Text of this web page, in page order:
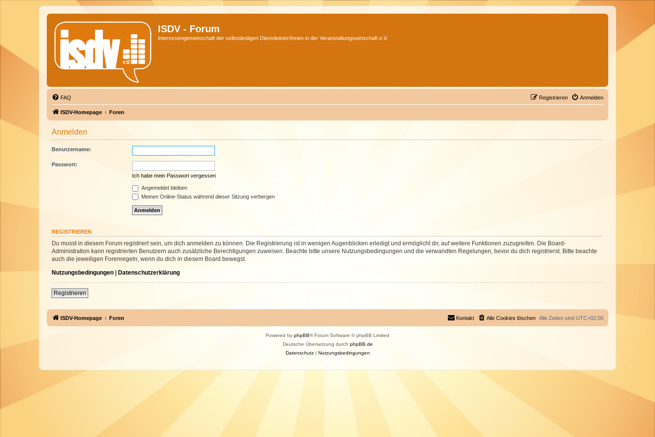
ISDV - Forum
Interessengemeinschaft der selbständigen Dienstleister/Innen in der Veranstaltungswirtschaft e.V.
FAQ Anmelden
Registrieren
ISDV-Homepage Foren
Anmelden
Benutzername:
Passwort:
Ich habe mein Passwort vergessen
Angemeldet bleiben
Meinen Online-Status während dieser Sitzung verbergen
REGISTRIEREN
Du musst in diesem Forum registriert sein, um dich anmelden zu können. Die Registrierung ist in wenigen Augenblicken erledigt und ermöglicht dir, auf weitere Funktionen zuzugreifen. Die Board-
Administration kann registrierten Benutzern auch zusätzliche Berechtigungen zuweisen. Beachte bitte unsere Nutzungsbedingungen und die verwandten Regelungen, bevor du dich registrierst. Bitte beachte
auch die jeweiligen Forenregeln, wenn du dich in diesem Board bewegst.
Nutzungsbedingungen | Datenschutzerklärung
Registrieren
ISDV-Homepage Foren Alle Zeiten sind UTC+02:00
Alle Cookies löschen
Kontakt
Powered by phpBB® Forum Software © phpBB Limited
Deutsche Übersetzung durch phpBB.de
Datenschutz| Nutzungsbedingungen